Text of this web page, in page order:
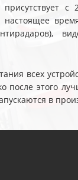
с
всех
после этого
в